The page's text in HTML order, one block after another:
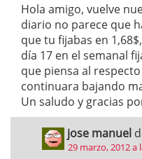
Hola amigo, vuelve
diario no parece que
que tu fijabas en
día 17 en el semanal
que piensa al
continuara bajando
Un saludo y gracias
jose manuel
29 marzo, 2012 a